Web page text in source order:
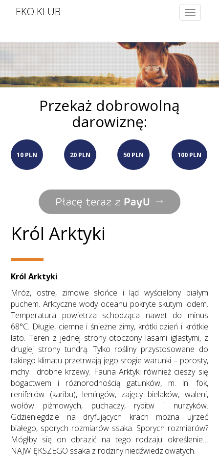
EKO KLUB
Toggle
Przekaż dobrowolną
darowiznę:
10 PLN 20 PLN 50 PLN 100 PLN
Król Arktyki
Król Arktyki
Mróz, ostre, zimowe słońce i ląd wyścielony białym
puchem. Arktyczne wody oceanu pokryte skutym lodem.
Temperatura powietrza schodząca nawet do minus
68°C. Długie, ciemne i śnieżne zimy, krótki dzień i krótkie
lato. Teren z jednej strony otoczony lasami iglastymi, z
drugiej strony tundrą. Tylko rośliny przystosowane do
takiego klimatu przetrwają jego srogie warunki – porosty,
mchy i drobne krzewy. Fauna Arktyki również cieszy się
bogactwem i różnorodnością gatunków, m. in. fok,
reniferów (karibu), lemingów, zajęcy bielaków, waleni,
wołów piżmowych, puchaczy, rybitw i nurzyków.
Gdzieniegdzie na dryfujących krach można ujrzeć
białego, sporych rozmiarów ssaka. Sporych rozmiarów?
Mógłby się on obrazić na tego rodzaju określenie…
NAJWIĘKSZEGO ssaka z rodziny niedźwiedziowatych.